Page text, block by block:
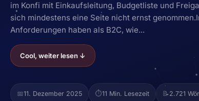
im Konfi mit Einkaufsleitung, Budgetliste und
sich mindestens eine Seite nicht ernst
Anforderungen haben als B2C, wie...
Cool, weiter lesen ↓
📅11. Dezember 2025 ⏱️11 Min. Lesezeit 📝 2.721